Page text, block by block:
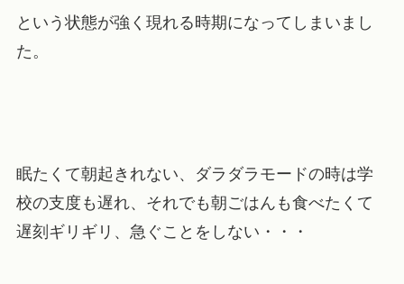
という状態が強く現れる時期になってしまいまし
た。
眠たくて朝起きれない、ダラダラモードの時は学
校の支度も遅れ、それでも朝ごはんも食べたくて
遅刻ギリギリ、急ぐことをしない・・・